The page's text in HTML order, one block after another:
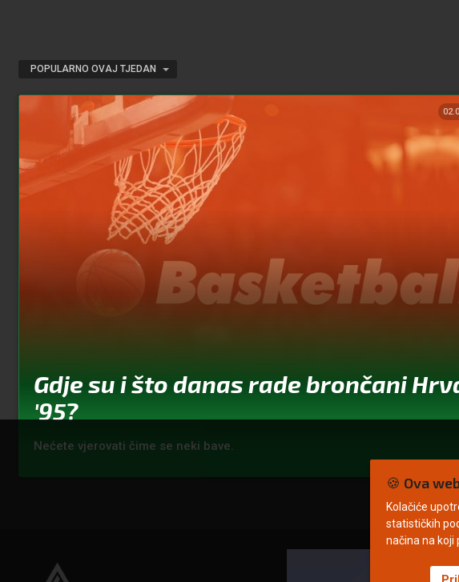
POPULARNO OVAJ TJEDAN
Gdje su i što danas rade brončani
'95?
Nećete vjerovati čime se neki bave.
🍪 Ova
Kolačiće
statističkih
načina na koji